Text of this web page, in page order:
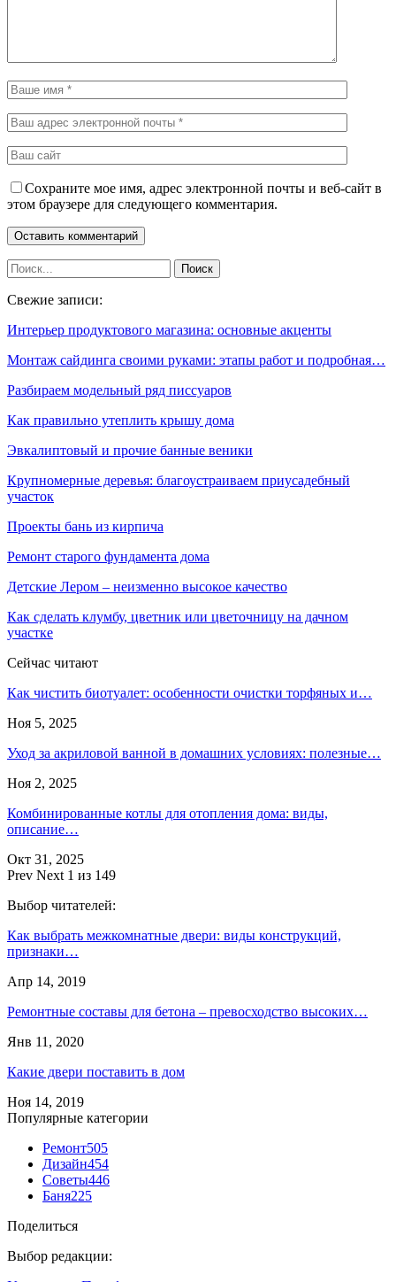
Сохраните мое имя, адрес электронной почты и веб-сайт в
этом браузере для следующего комментария.
Свежие записи:
Интерьер продуктового магазина: основные акценты
Монтаж сайдинга своими руками: этапы работ и подробная…
Разбираем модельный ряд писсуаров
Как правильно утеплить крышу дома
Эвкалиптовый и прочие банные веники
Крупномерные деревья: благоустраиваем приусадебный
участок
Проекты бань из кирпича
Ремонт старого фундамента дома
Детские Лером – неизменно высокое качество
Как сделать клумбу, цветник или цветочницу на дачном
участке
Сейчас читают
Как чистить биотуалет: особенности очистки торфяных и…
Ноя 5, 2025
Уход за акриловой ванной в домашних условиях: полезные…
Ноя 2, 2025
Комбинированные котлы для отопления дома: виды,
описание…
Окт 31, 2025
Prev Next 1 из 149
Выбор читателей:
Как выбрать межкомнатные двери: виды конструкций,
признаки…
Апр 14, 2019
Ремонтные составы для бетона – превосходство высоких…
Янв 11, 2020
Какие двери поставить в дом
Ноя 14, 2019
Популярные категории
Ремонт505
Дизайн454
Советы446
Баня225
Поделиться
Выбор редакции: